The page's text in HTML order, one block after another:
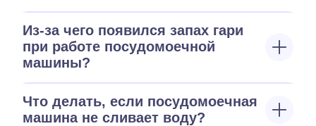
Из-за чего появился запах гари
при работе посудомоечной
машины?
Что делать, если посудомоечная
машина не сливает воду?